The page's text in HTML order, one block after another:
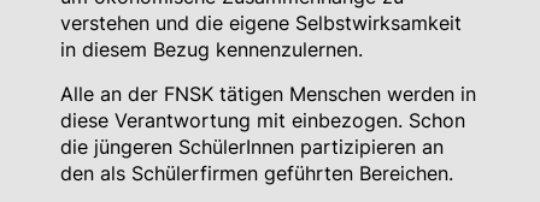
verstehen und die eigene Selbstwirksamkeit
in diesem Bezug kennenzulernen.
Alle an der FNSK tätigen Menschen werden in
diese Verantwortung mit einbezogen. Schon
die jüngeren SchülerInnen partizipieren an
den als Schülerfirmen geführten Bereichen.